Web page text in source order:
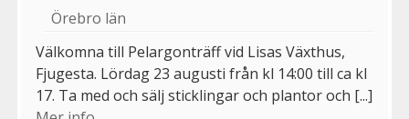
Örebro län
Välkomna till Pelargonträff vid Lisas Växthus,
Fjugesta. Lördag 23 augusti från kl 14:00 till ca kl
17. Ta med och sälj sticklingar och plantor och [...]